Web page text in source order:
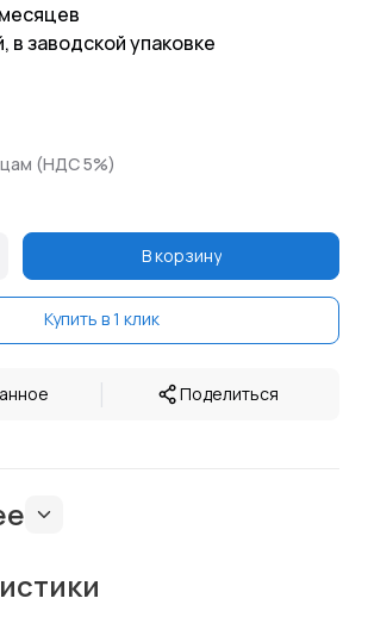
в заводской упаковке
(НДС 5%)
В корзину
Купить в 1 клик
| Поделиться